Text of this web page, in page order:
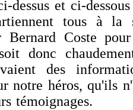
dessus et ci-
tous à la
Bernard Coste
donc
des
notre héros, qu'ils
témoignages.